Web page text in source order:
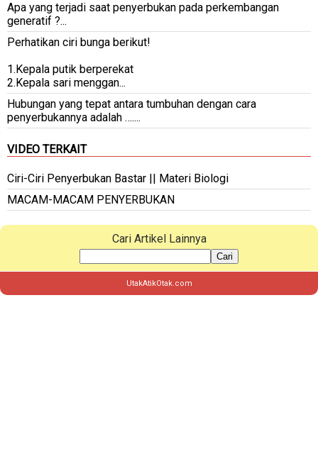
Apa yang terjadi saat penyerbukan pada perkembangan
generatif ?...
Perhatikan ciri bunga berikut!
1.Kepala putik berperekat
2.Kepala sari menggan...
Hubungan yang tepat antara tumbuhan dengan cara
penyerbukannya adalah …....
VIDEO TERKAIT
Ciri-Ciri Penyerbukan Bastar || Materi Biologi
MACAM-MACAM PENYERBUKAN
Cari Artikel Lainnya
Cari
UtakAtikOtak.com